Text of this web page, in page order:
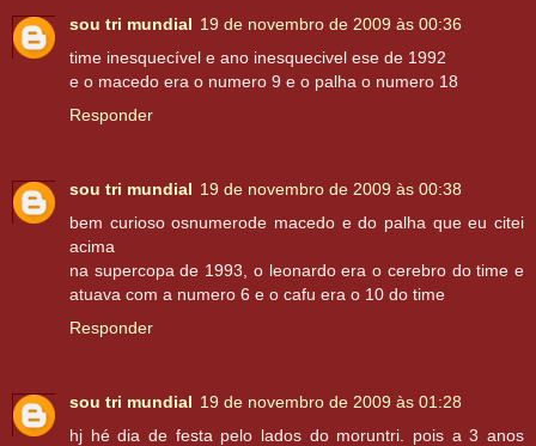
sou tri mundial 19 de novembro de 2009 às 00:36
time inesquecível e ano inesquecivel ese de 1992
e o macedo era o numero 9 e o palha o numero 18
Responder
sou tri mundial 19 de novembro de 2009 às 00:38
bem curioso osnumerode macedo e do palha que eu citei
acima
na supercopa de 1993, o leonardo era o cerebro do time e
atuava com a numero 6 e o cafu era o 10 do time
Responder
sou tri mundial 19 de novembro de 2009 às 01:28
hj hé dia de festa pelo lados do moruntri. pois a 3 anos